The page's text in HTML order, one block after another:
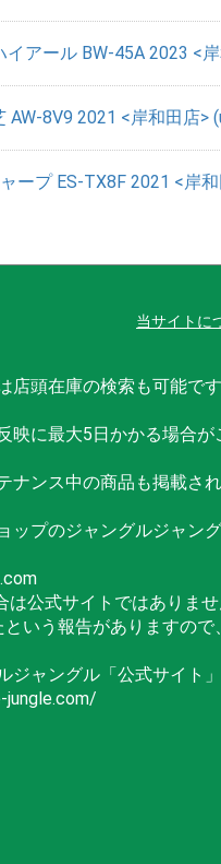
イアール BW-45A 2023 <
AW-8V9 2021 <岸和田店>
ープ ES-TX8F 2021 <岸
当サイトに
店頭在庫の検索も可能で
映に最大5日かかる場合
ナンス中の商品も掲載さ
ップのジャングルジャン
は公式サイトではありませ
いう報告がありますので
ジャングル「公式サイト
jungle.com/